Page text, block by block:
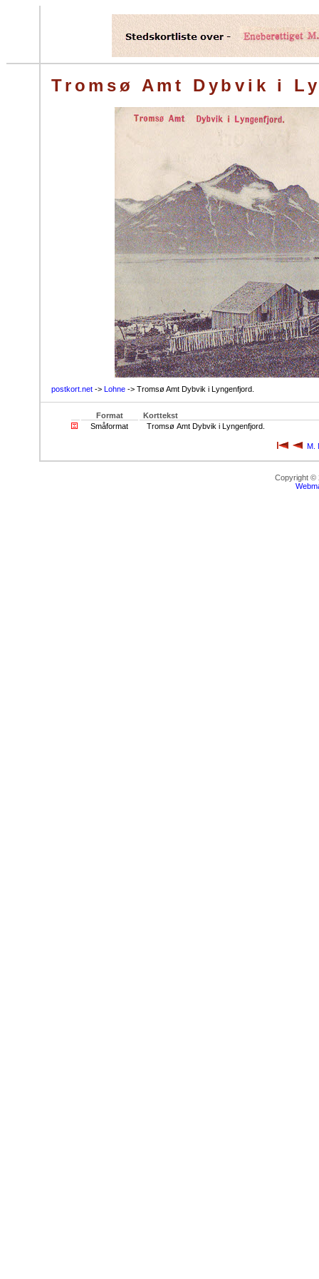
Tromsø Amt Dybvik i
postkort.net -> Lohne -> Tromsø Amt Dybvik i Lyngenfjord.
Format
Korttekst
Småformat
Tromsø Amt Dybvik i Lyngenfjord.
M.
Copyright ©